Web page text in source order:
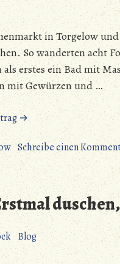
in Torgelow
So wanderten acht
erstes ein Bad mit
mit Gewürzen und …
→„Torgelow
–
Fisch
trifft
Erdbeere
mit
Orgelmusik“
Schreibe einen
Blog